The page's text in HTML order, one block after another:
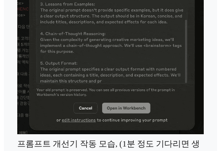
프롬프트 개선기 작동 모습, (1분 정도 기다리면 생